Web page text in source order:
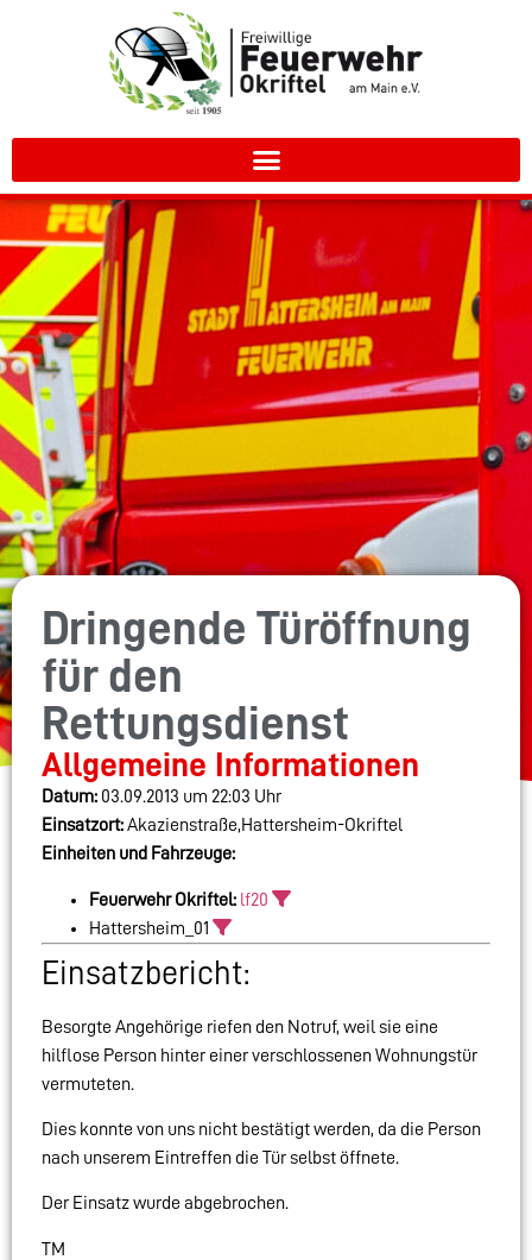
Dringende Türöffnung
für den
Rettungsdienst
Allgemeine Informationen
Datum: 03.09.2013 um 22:03 Uhr
Einsatzort:Akazienstraße,Hattersheim-Okriftel
Einheiten und Fahrzeuge:
Feuerwehr Okriftel: lf20
Hattersheim_01
Einsatzbericht:
Besorgte Angehörige riefen den Notruf, weil sie eine
hilflose Person hinter einer verschlossenen Wohnungstür
vermuteten.
Dies konnte von uns nicht bestätigt werden, da die Person
nach unserem Eintreffen die Tür selbst öffnete.
Der Einsatz wurde abgebrochen.
TM